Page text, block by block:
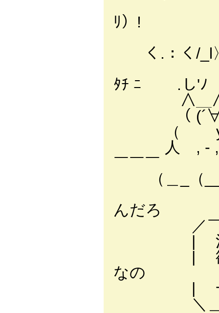
ﾘ）!
く.：く/_l
ﾀﾁ ﾆ .し'ﾉ
∧＿∧. <
（ (´∀
（
人 , - ,
￣￣￣
（＿_（
んだろ
／￣￣ ￣
| 浅はかね
| 欲望で頭
なの
| 一種のメ
＼＿＿＿